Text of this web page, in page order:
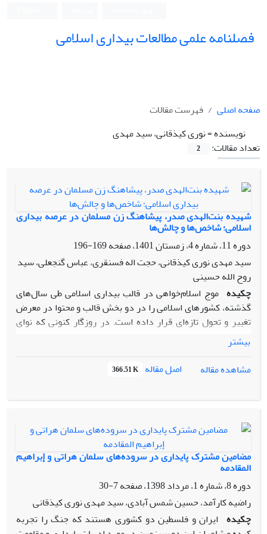
فصلنامه علمی مطالعات بیداری اسلامی
صفحه اصلی
فهرست مقالات
نویسنده =نوری کیذقانی، سید مهدی
تعداد مقالات:
2
شهیده بنت‌الهدی صدر، پیشاهنگ زن مسلمان در عرصه بیداری
اسلامی؛ شاخص‌ها و چالش‌ها
دوره 11، شماره 4، زمستان 1401، صفحه
169-196
سید مهدی نوری کیذقانی، حجت اله فسنقری، عباس گنجعلی، سید
روح الله حسینی
چکیده موج اسلام‌خواهی در قالب بیداری اسلامی طی سال‌های
گذشته، کشورهای اسلامی را در دو بخش قالب و محتوا در معرض
تغییر و تحول تازه‌ای قرار داده است. در روزگار کنونی که نوای
بیداری اسلامی در سراسر جهان اسلام طنین‌افکن شده، نقش
بی‌بدیل شهیده بنت‌الهدی صدر در این مسیر به‌عنوان یکی از
پیشگامان عرصه بیداری اسلامی، بیش‌ازپیش جلوه‌نمایی می‌کند.
رویکرد علمی و اعتقادی بنت‌الهدی و چالش‌های پیش روی وی،
است که به واکاوی مجدانه نیاز دارد. سؤالی که مطرح می‌شود و
تلاش می‌شود به آن پاسخی درخور داده شود، آن است که
بنت‌الهدی صدر چگونه توانست در مسیر بیداری اسلامی اقدامات
مؤثری را ارائه نماید.(مسئله) روش تحقیق پیش رو توصیفی-
تحلیلی است که بر اساس پیمایش دوره‌های تاریخی معاصر و
توصیف شرایط مختلفی که بنت‌الهدی صدر در آن می‌زیسته، مبانی
و رویکردهای مدیریتی، آموزشی و تبلیغی وی و بر اساس
آورده‌های داستانی‌اش، به تحلیل پرداخته است. (روش) تحقیق
بیشتر
مشاهده مقاله
اصل مقاله 366.51 K
مضامین مشترک پایداری در سروده‌های سلمان هراتی و إبراهیم
المقادمه
دوره 8، شماره 1، مرداد 1398، صفحه
7-30
راضیه کارآمد، حسین شمس آبادی، سید مهدی نوری کیذقانی
چکیده ایران و فلسطین دو کشوری هستند که جنگ را تجربه